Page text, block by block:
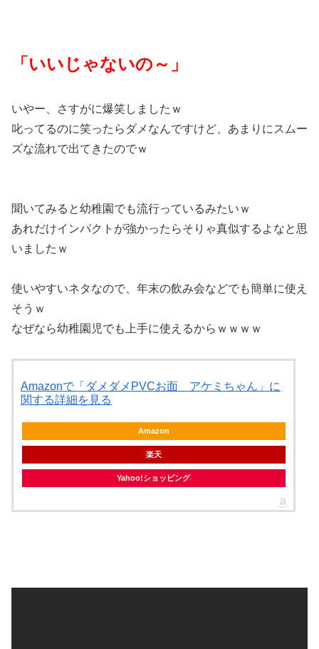
「いいじゃないの～」
いやー、さすがに爆笑しましたｗ
叱ってるのに笑ったらダメなんですけど、あまりにスムー
ズな流れで出てきたのでｗ
聞いてみると幼稚園でも流行っているみたいｗ
あれだけインパクトが強かったらそりゃ真似するよなと思
いましたｗ
使いやすいネタなので、年末の飲み会などでも簡単に使え
そうｗ
なぜなら幼稚園児でも上手に使えるからｗｗｗｗ
Amazonで「ダメダメPVCお面 アケミちゃん」に
関する詳細を見る
Amazon
楽天
Yahoo!ショッピング